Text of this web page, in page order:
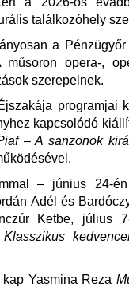
találkozóhely
a
opera-,
szerepelnek.
programjai
kapcsolódó
– A sanzonok
– június 24-
Adél és
Ketbe, július
Klasszikus
Yasmina Reza